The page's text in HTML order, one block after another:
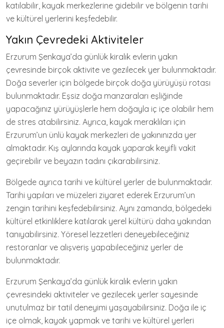
katılabilir, kayak merkezlerine gidebilir ve bölgenin tarihi
ve kültürel yerlerini keşfedebilir.
Yakın Çevredeki Aktiviteler
Erzurum Şenkaya’da günlük kiralık evlerin yakın
çevresinde birçok aktivite ve gezilecek yer bulunmaktadır.
Doğa severler için bölgede birçok doğa yürüyüşü rotası
bulunmaktadır. Eşsiz doğa manzaraları eşliğinde
yapacağınız yürüyüşlerle hem doğayla iç içe olabilir hem
de stres atabilirsiniz. Ayrıca, kayak meraklıları için
Erzurum’un ünlü kayak merkezleri de yakınınızda yer
almaktadır. Kış aylarında kayak yaparak keyifli vakit
geçirebilir ve beyazın tadını çıkarabilirsiniz.
Bölgede ayrıca tarihi ve kültürel yerler de bulunmaktadır.
Tarihi yapıları ve müzeleri ziyaret ederek Erzurum’un
zengin tarihini keşfedebilirsiniz. Aynı zamanda, bölgedeki
kültürel etkinliklere katılarak yerel kültürü daha yakından
tanıyabilirsiniz. Yöresel lezzetleri deneyebileceğiniz
restoranlar ve alışveriş yapabileceğiniz yerler de
bulunmaktadır.
Erzurum Şenkaya’da günlük kiralık evlerin yakın
çevresindeki aktiviteler ve gezilecek yerler sayesinde
unutulmaz bir tatil deneyimi yaşayabilirsiniz. Doğa ile iç
içe olmak, kayak yapmak ve tarihi ve kültürel yerleri